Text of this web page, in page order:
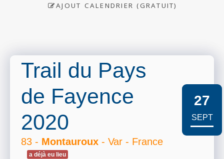
AJOUT CALENDRIER (GRATUIT)
Trail du Pays
de Fayence
2020
83 - Montauroux - Var - France
a déjà eu lieu
27
SEPT